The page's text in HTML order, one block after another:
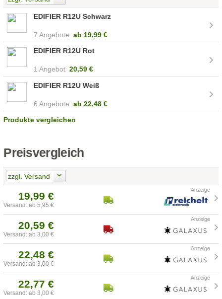
EDIFIER R12U Schwarz
7 Angebote ab 19,99 €
EDIFIER R12U Rot
1 Angebot 20,59 €
EDIFIER R12U Weiß
6 Angebote ab 22,48 €
Produkte vergleichen
Preisvergleich
zzgl. Versand
19,99 €
Versand: ab 5,95 €
20,59 €
Versand: ab 3,00 €
22,48 €
Versand: ab 3,00 €
22,77 €
Versand: ab 3,00 €